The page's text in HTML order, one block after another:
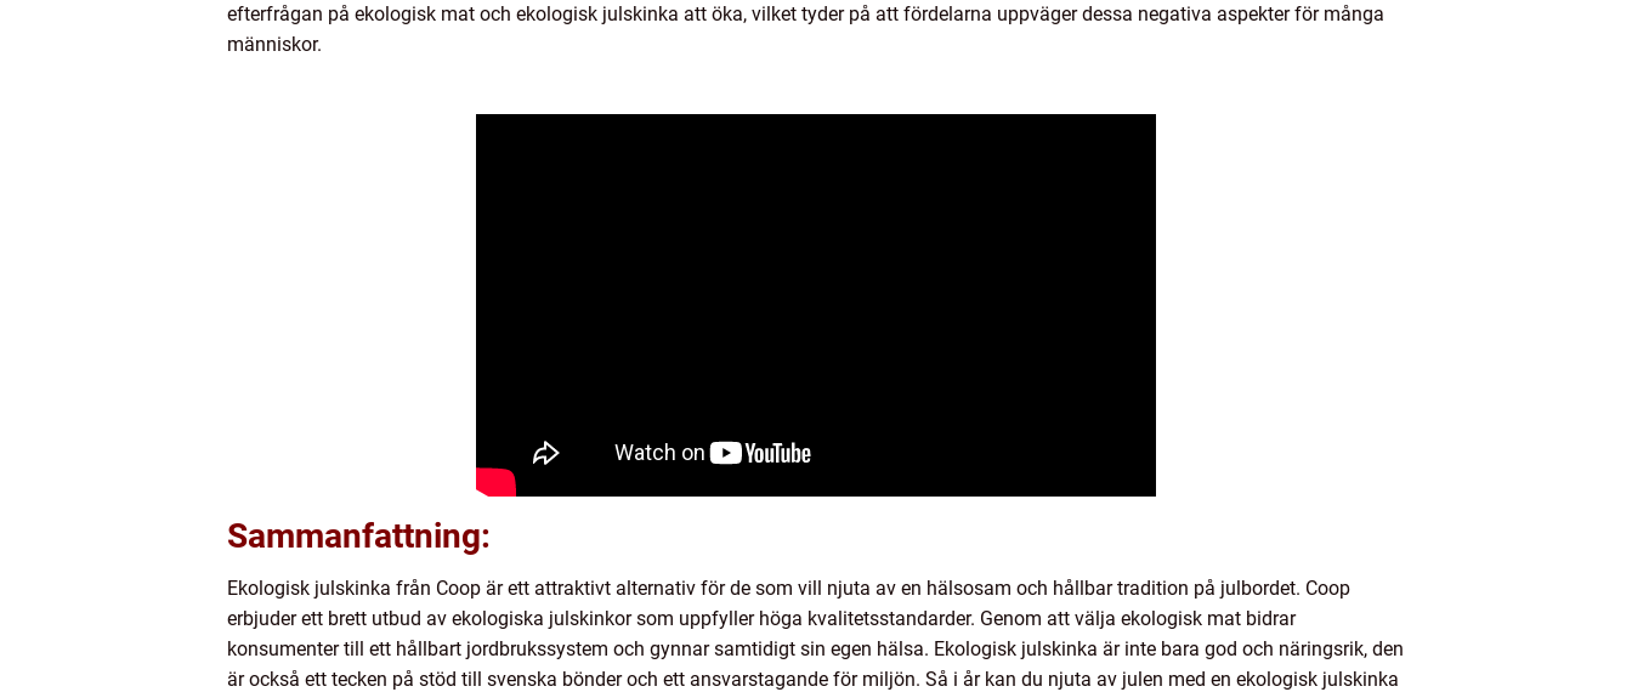
efterfrågan på ekologisk mat och ekologisk julskinka att öka, vilket tyder på att fördelarna uppväger dessa negativa aspekter för många
människor.
Sammanfattning:
Ekologisk julskinka från Coop är ett attraktivt alternativ för de som vill njuta av en hälsosam och hållbar tradition på julbordet. Coop
erbjuder ett brett utbud av ekologiska julskinkor som uppfyller höga kvalitetsstandarder. Genom att välja ekologisk mat bidrar
konsumenter till ett hållbart jordbrukssystem och gynnar samtidigt sin egen hälsa. Ekologisk julskinka är inte bara god och näringsrik, den
är också ett tecken på stöd till svenska bönder och ett ansvarstagande för miljön. Så i år kan du njuta av julen med en ekologisk julskinka